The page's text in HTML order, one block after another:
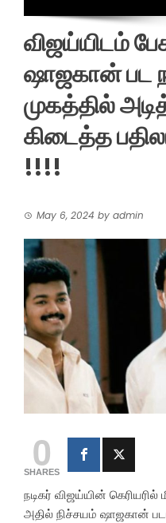
விஜய்யிடம்
ஷாஜகான் பட
முகத்தில்
கிடைத்த
!!!!
May 6, 2024 by admin
0
SHARES
நடிகர் விஜய்யின்
அதில் நிச்சயம் ஷாஜகான்